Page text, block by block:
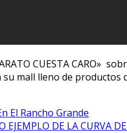
CUESTA CARO»
mall lleno de productos
El Rancho Grande
EJEMPLO DE LA CURVA